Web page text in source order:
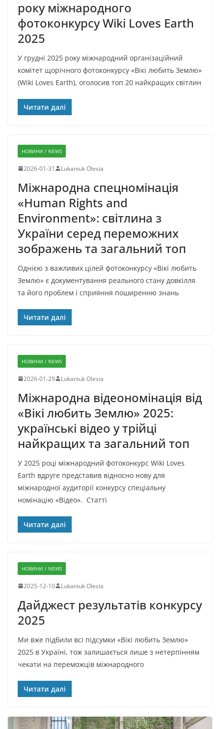
року міжнародного
фотоконкурсу Wiki Loves Earth
2025
У грудні 2025 року міжнародний організаційний
комітет щорічного фотоконкурсу «Вікі любить Землю»
(Wiki Loves Earth), оголосив топ 20 найкращих світлин
Читати далі
НОВИНИ / NEWS
2026-01-31 Lukaniuk Olesia
Міжнародна спецномінація
«Human Rights and
Environment»: світлина з
України серед переможних
зображень та загальний топ
Однією з важливих цілей фотоконкурсу «Вікі любить
Землю» є документування реального стану довкілля
та його проблем і сприяння поширенню знань
Читати далі
НОВИНИ / NEWS
2026-01-29 Lukaniuk Olesia
Міжнародна відеономінація від
«Вікі любить Землю» 2025:
українські відео у трійці
найкращих та загальний топ
У 2025 році міжнародний фотоконкурс Wiki Loves
Earth вдруге представив відносно нову для
міжнародної аудиторії конкурсу спеціальну
номінацію «Відео». Статті
Читати далі
НОВИНИ / NEWS
2025-12-10 Lukaniuk Olesia
Дайджест результатів конкурсу
2025
Ми вже підбили всі підсумки «Вікі любить Землю»
2025 в Україні, тож залишається лише з нетерпінням
чекати на переможців міжнародного
Читати далі